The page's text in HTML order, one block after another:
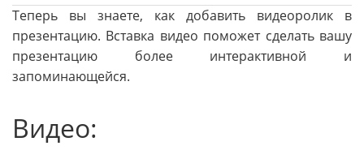
Теперь вы знаете, как добавить видеоролик в
презентацию. Вставка видео поможет сделать вашу
презентацию более интерактивной и
запоминающейся.
Видео: